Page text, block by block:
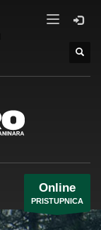
Online
PRISTUPNICA